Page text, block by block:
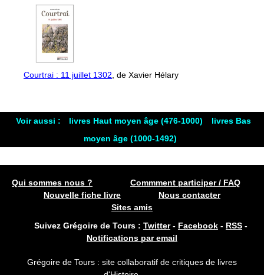
Courtrai : 11 juillet 1302, de Xavier Hélary
Voir aussi : livres Haut moyen âge (476-1000)
livres Bas
moyen âge (1000-1492)
Qui sommes nous ?
Commment participer / FAQ
Nouvelle fiche livre
Nous contacter
Sites amis
Suivez Grégoire de Tours : Twitter- Facebook - RSS -
Notifications par email
Grégoire de Tours : site collaboratif de critiques de livres